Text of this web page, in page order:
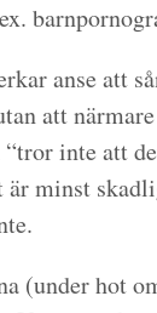
anse att
att
inte att
minst
(under hot